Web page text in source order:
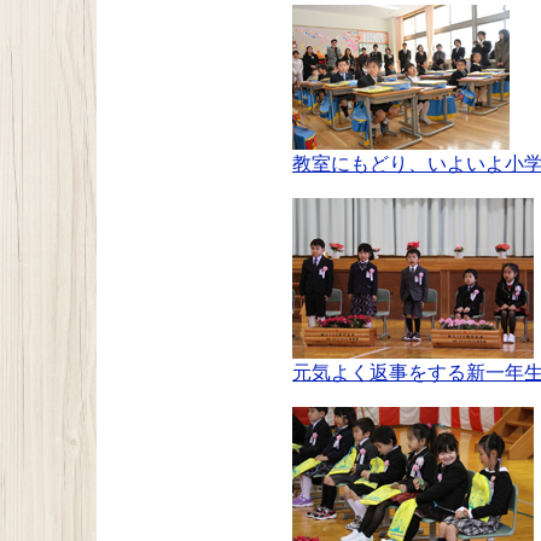
教室にもどり、いよいよ小
元気よく返事をする新一年生